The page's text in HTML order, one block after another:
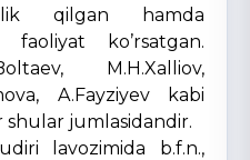
qilgan hamda
ko’rsatgan.
M.H.Xalliov,
A.Fayziyev kabi
shular jumlasidandir.
lavozimida b.f.n.,